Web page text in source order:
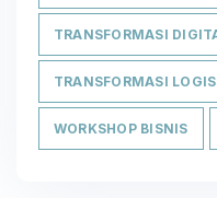
TRANSFORMASI
TRANSFORMASI
WORKSHOP BISNIS